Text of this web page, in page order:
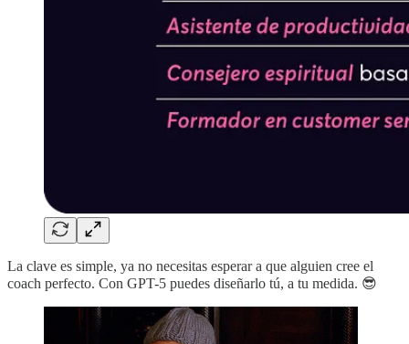
La clave es simple, ya no necesitas esperar a que alguien cree el
coach perfecto. Con GPT-5 puedes diseñarlo tú, a tu medida. 😎